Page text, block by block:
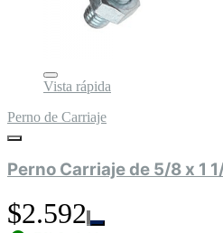
Vista rápida
Perno de Carriaje
Perno Carriaje de 5/8 x 1
$2.592